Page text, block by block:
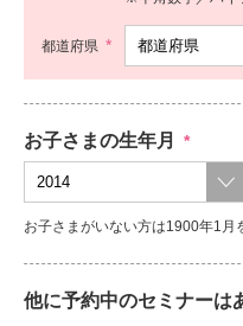
都道府県 *
お子さまの生年月 *
お子さまがいない方は1900年1月
他に予約中のセミナーは